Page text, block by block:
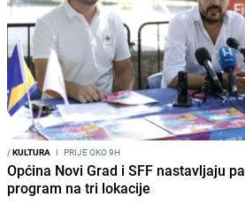
/KULTURA I PRIJE OKO 9H
Općina Novi Grad i SFF nastavljaju
program na tri lokacije